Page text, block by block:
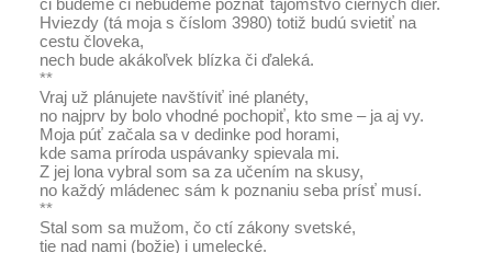
či budeme či nebudeme poznať tajomstvo čiernych dier.
Hviezdy (tá moja s číslom 3980) totiž budú svietiť na
cestu človeka,
nech bude akákoľvek blízka či ďaleká.
**
Vraj už plánujete navštíviť iné planéty,
no najprv by bolo vhodné pochopiť, kto sme – ja aj vy.
Moja púť začala sa v dedinke pod horami,
kde sama príroda uspávanky spievala mi.
Z jej lona vybral som sa za učením na skusy,
no každý mládenec sám k poznaniu seba prísť musí.
**
Stal som sa mužom, čo ctí zákony svetské,
tie nad nami (božie) i umelecké.